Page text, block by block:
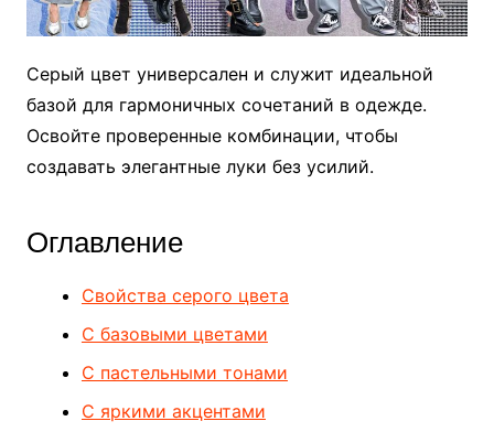
Серый цвет универсален и служит идеальной
базой для гармоничных сочетаний в одежде.
Освойте проверенные комбинации, чтобы
создавать элегантные луки без усилий.
Оглавление
Свойства серого цвета
С базовыми цветами
С пастельными тонами
С яркими акцентами